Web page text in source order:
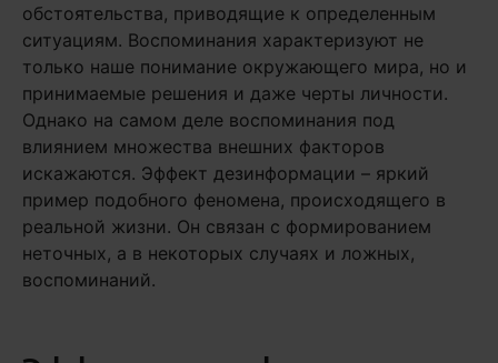
обстоятельства, приводящие к определенным
ситуациям. Воспоминания характеризуют не
только наше понимание окружающего мира, но и
принимаемые решения и даже черты личности.
Однако на самом деле воспоминания под
влиянием множества внешних факторов
искажаются. Эффект дезинформации – яркий
пример подобного феномена, происходящего в
реальной жизни. Он связан с формированием
неточных, а в некоторых случаях и ложных,
воспоминаний.